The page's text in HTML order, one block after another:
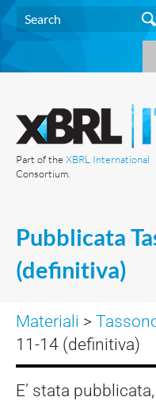
Part of the XBRL International
Consortium.
Pubblicata
(definitiva)
Materiali >
11-14 (definitiva)
E’ stata